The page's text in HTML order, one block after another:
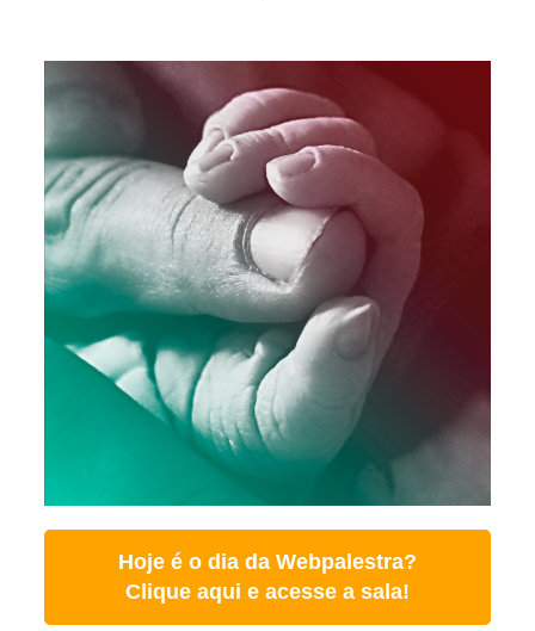
Hoje é o dia da Webpalestra?
Clique aqui e acesse a sala!